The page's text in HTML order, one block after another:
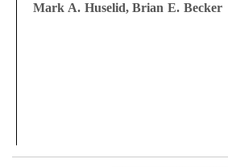
Mark A. Huselid, Brian E. Becker